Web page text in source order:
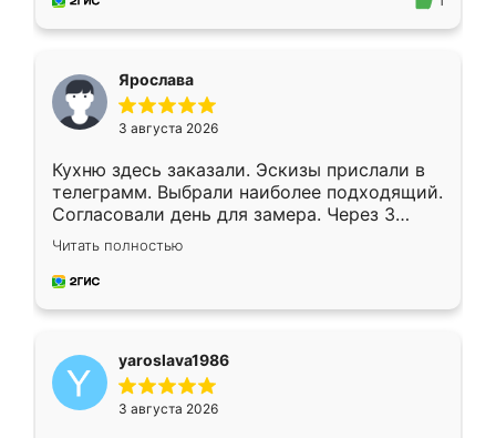
Ярослава
3 августа 2026
Кухню здесь заказали. Эскизы прислали в
телеграмм. Выбрали наиболее подходящий.
Согласовали день для замера. Через 3
недели кухня была уже готова. Остались
довольны работой. Спасибо Ренессанс
мебель за качественную работу!
Читать полностью
yaroslava1986
3 августа 2026